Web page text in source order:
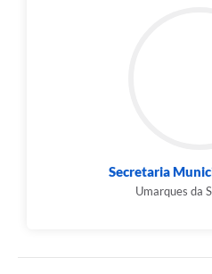
Secretaria
Umarques da